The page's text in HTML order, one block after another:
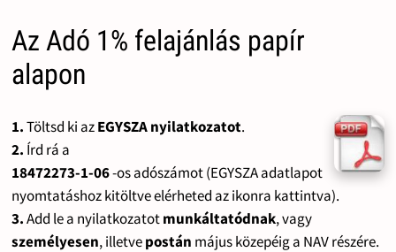
Az Adó 1% felajánlás papír
alapon
1.Töltsd ki azEGYSZA nyilatkozatot.
2. Írd rá a
18472273-1-06-os adószámot (EGYSZA adatlapot
nyomtatáshoz kitöltve elérheted az ikonra kattintva).
3.Add le a nyilatkozatotmunkáltatódnak, vagy
személyesen, illetvepostán május közepéig a NAV részére.